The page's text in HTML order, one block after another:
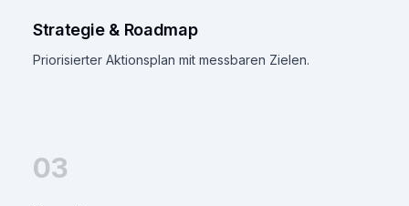
Strategie & Roadmap
Priorisierter Aktionsplan mit messbaren Zielen.
03